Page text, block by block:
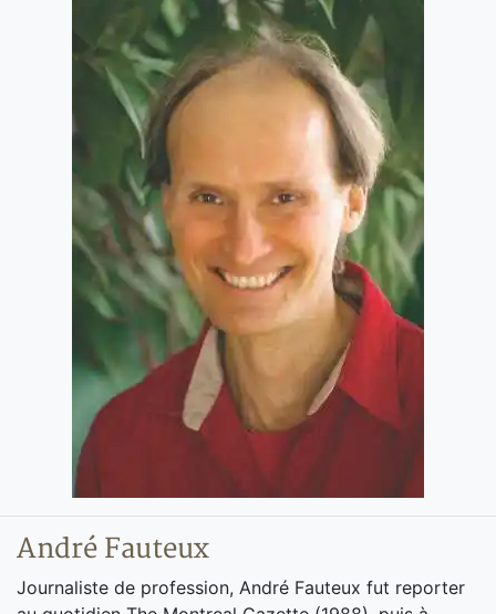
André Fauteux
Journaliste de profession, André Fauteux fut reporter